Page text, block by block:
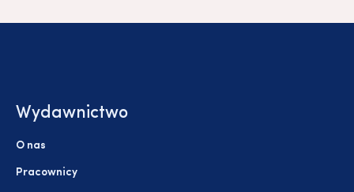
Wydawnictwo
O nas
Pracownicy